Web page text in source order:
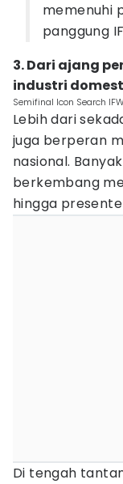
memenuhi
panggung
3. Dari ajang
industri
Semifinal Icon Search
Lebih dari
juga berperan
nasional.
berkembang
hingga
Di tengah